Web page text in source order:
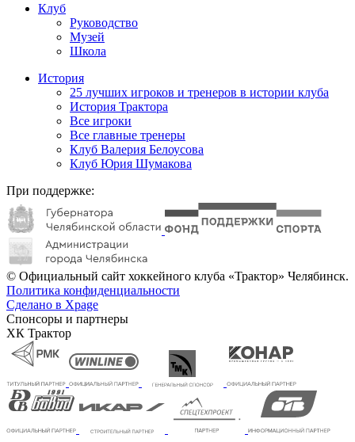
Клуб
Руководство
Музей
Школа
История
25 лучших игроков и тренеров в истории клуба
История Трактора
Все игроки
Все главные тренеры
Клуб Валерия Белоусова
Клуб Юрия Шумакова
При поддержке:
© Официальный сайт хоккейного клуба «Трактор» Челябинск.
Политика конфиденциальности
Сделано в Xpage
Спонсоры и партнеры
ХК Трактор